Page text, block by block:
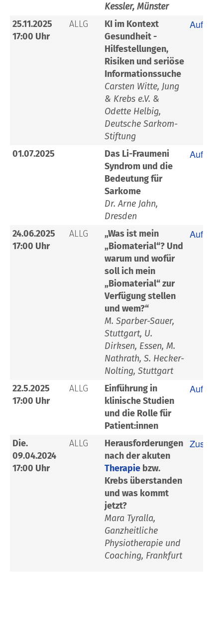
Kessler, Münster
25.11.2025
17:00 Uhr
ALLG
KI im Kontext
Gesundheit -
Hilfestellungen,
Risiken und seriöse
Informationssuche
Carsten Witte, Jung
& Krebs e.V. &
Odette Helbig,
Deutsche Sarkom-
Stiftung
01.07.2025
Das Li-Fraumeni
Syndrom und die
Bedeutung für
Sarkome
Dr. Arne Jahn,
Dresden
24.06.2025
17:00 Uhr
ALLG
„Was ist mein
„Biomaterial“? Und
warum und wofür
soll ich mein
„Biomaterial“ zur
Verfügung stellen
und wem?“
M. Sparber-Sauer,
Stuttgart, U.
Dirksen, Essen, M.
Nathrath, S. Hecker-
Nolting, Stuttgart
22.5.2025
17:00 Uhr
ALLG
Einführung in
klinische Studien
und die Rolle für
Patient:innen
Die.
09.04.2024
17:00 Uhr
ALLG
Herausforderungen
nach der akuten
Therapie bzw.
Krebs überstanden
und was kommt
jetzt?
Mara Tyralla,
Ganzheitliche
Physiotherapie und
Coaching, Frankfurt